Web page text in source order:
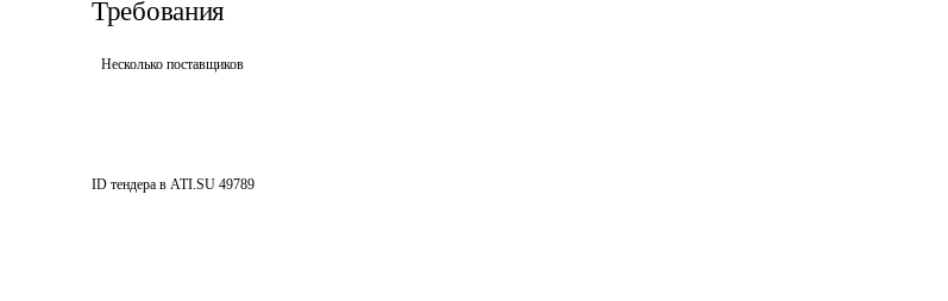
Требования
Несколько поставщиков
ID тендера в ATI.SU 49789